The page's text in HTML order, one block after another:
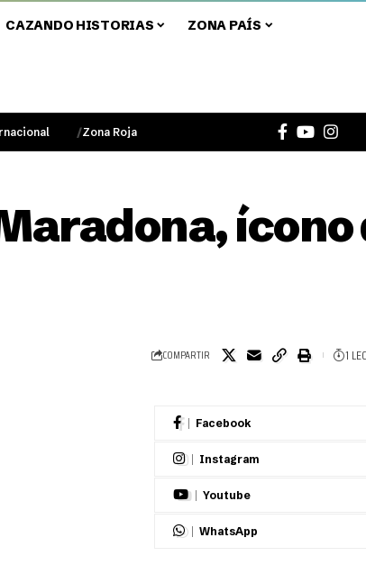
CAZANDO HISTORIAS ZONA PAÍS
Zona Roja
ícono
COMPARTIR 1
Facebook
Instagram
Youtube
WhatsApp